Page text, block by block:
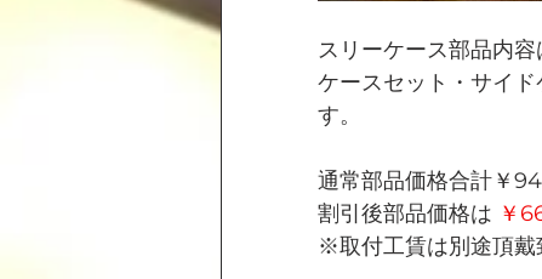
スリーケース部品内
ケースセット・サイ
す。
通常部品価格合計￥
割引後部品価格は ￥
※取付工賃は別途頂戴